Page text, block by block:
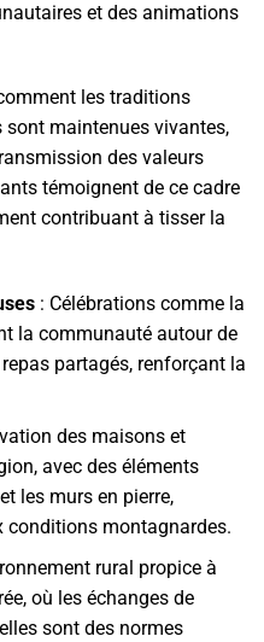
et des animations
les traditions
maintenues vivantes,
des valeurs
témoignent de ce cadre
contribuant à tisser la
: Célébrations comme la
la communauté autour de
partagés, renforçant la
des maisons et
avec des éléments
les murs en pierre,
conditions montagnardes.
rural propice à
où les échanges de
sont des normes